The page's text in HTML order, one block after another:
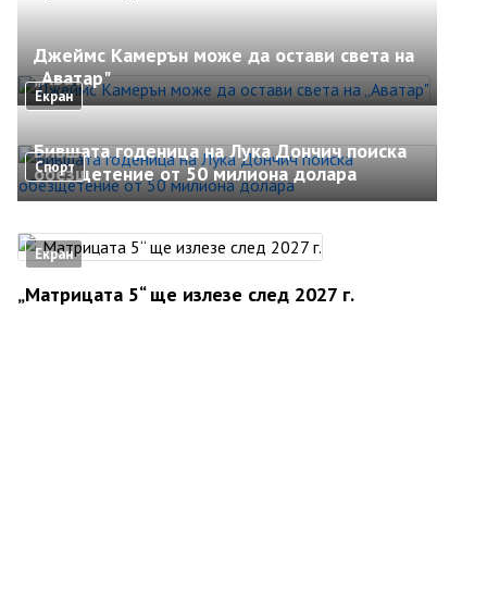
Екран
Джеймс Камерън може да остави света на
„Аватар"
Спорт
Бившата годеница на Лука Дончич поиска
обезщетение от 50 милиона долара
Екран
„Матрицата 5“ ще излезе след 2027 г.